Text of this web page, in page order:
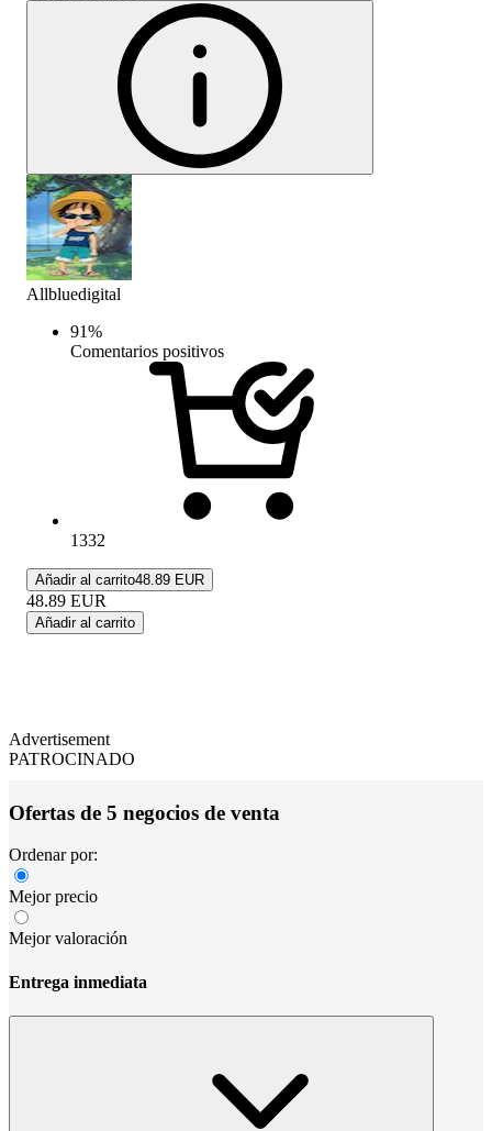
Allbluedigital
91%
Comentarios positivos
1332
Añadir al carrito48.89 EUR
48.89 EUR
Añadir al carrito
Advertisement
PATROCINADO
Ofertas de 5 negocios de venta
Ordenar por:
Mejor precio
Mejor valoración
Entrega inmediata